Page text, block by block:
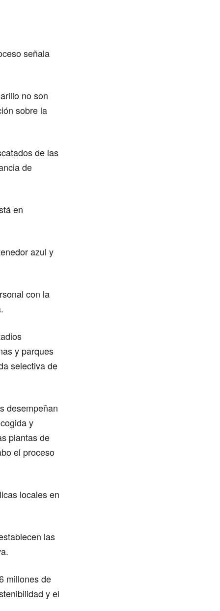
señala
no son
sobre la
de las
de
en
azul y
con la
y parques
selectiva de
desempeñan
y
plantas de
el proceso
locales en
las
millones de
y el